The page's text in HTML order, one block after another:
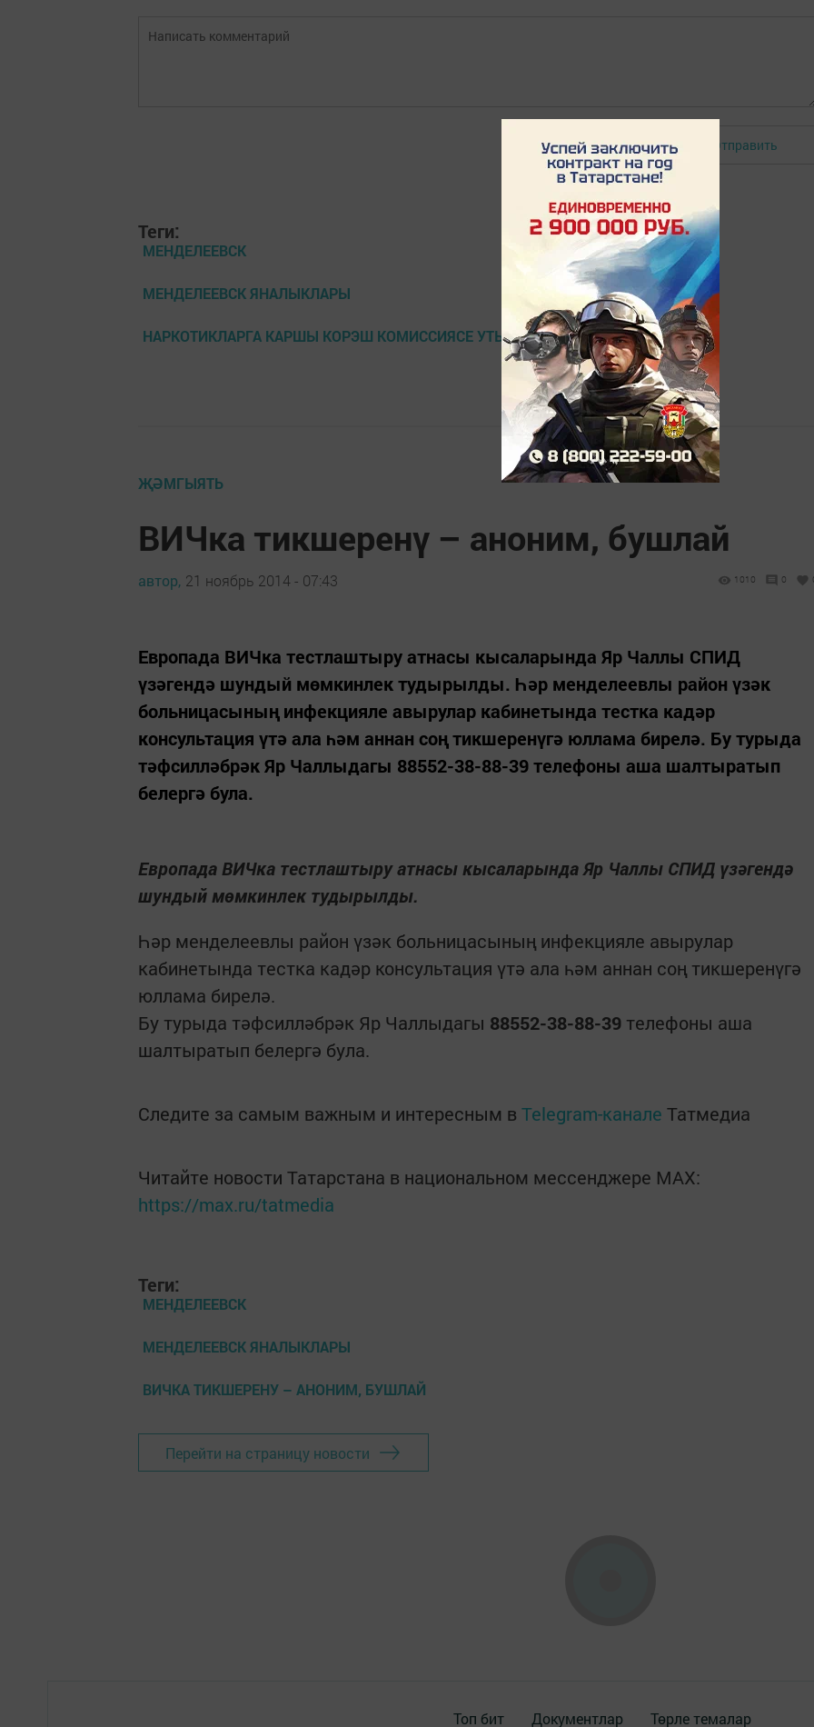
Авторизоваться Отправить
Теги:
МЕНДЕЛЕЕВСК
МЕНДЕЛЕЕВСК ЯНАЛЫКЛАРЫ
НАРКОТИКЛАРГА КАРШЫ КОРЭШ КОМИССИЯСЕ УТЫРЫШЫ
ҖӘМГЫЯТЬ
ВИЧка тикшеренү – аноним, бушлай
автор, 21 ноябрь 2014 - 07:43 1010 0
Европада ВИЧка тестлаштыру атнасы кысаларында Яр Чаллы СПИД
үзәгендә шундый мөмкинлек тудырылды. Һәр менделеевлы район үзәк
больницасының инфекцияле авырулар кабинетында тестка кадәр
консультация үтә ала һәм аннан соң тикшеренүгә юллама бирелә. Бу турыда
тәфсилләбрәк Яр Чаллыдагы 88552-38-88-39 телефоны аша шалтыратып
белергә була.
Европада ВИЧка тестлаштыру атнасы кысаларында Яр Чаллы СПИД үзәгендә
шундый мөмкинлек тудырылды.
Һәр менделеевлы район үзәк больницасының инфекцияле авырулар
кабинетында тестка кадәр консультация үтә ала һәм аннан соң тикшеренүгә
юллама бирелә.
Бу турыда тәфсилләбрәк Яр Чаллыдагы 88552-38-88-39 телефоны аша
шалтыратып белергә була.
Следите за самым важным и интересным в Telegram-канале Татмедиа
Читайте новости Татарстана в национальном мессенджере MАХ:
https://max.ru/tatmedia
Теги:
МЕНДЕЛЕЕВСК
МЕНДЕЛЕЕВСК ЯНАЛЫКЛАРЫ
ВИЧКА ТИКШЕРЕНУ – АНОНИМ, БУШЛАЙ
Перейти на страницу новости
Топ бит Документлар Төрле темалар